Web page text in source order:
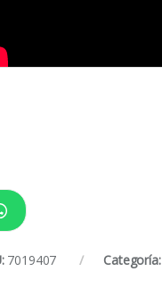
7019407 Categoría: